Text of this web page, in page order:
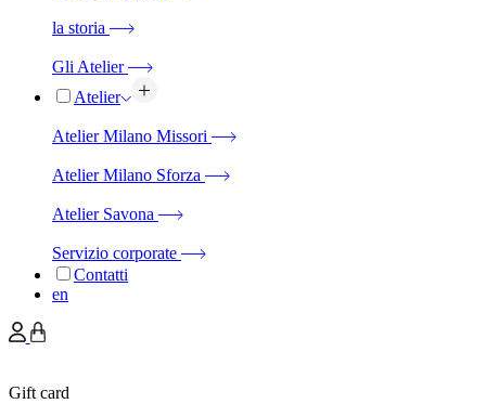
la storia
Gli Atelier
Atelier
Atelier Milano Missori
Atelier Milano Sforza
Atelier Savona
Servizio corporate
Contatti
en
Gift card